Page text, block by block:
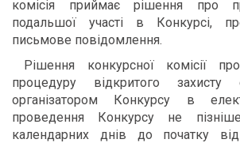
комісія приймає рішення про
подальшої участі в Конкурсі,
письмове повідомлення.
Рішення конкурсної комісії
процедуру відкритого захисту
організатором Конкурсу в
проведення Конкурсу не
календарних днів до початку